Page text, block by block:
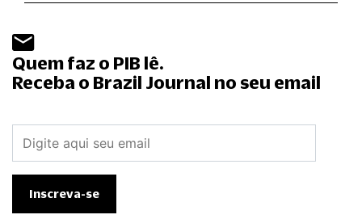
Quem faz o PIB lê.
Receba o Brazil Journal no seu email